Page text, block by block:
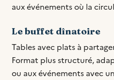
aux événements où la
Le buffet dînatoire
Tables avec plats à
Format plus structuré,
ou aux événements avec